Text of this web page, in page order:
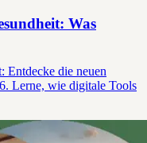
Was
Entdecke die neuen
Lerne, wie digitale Tools